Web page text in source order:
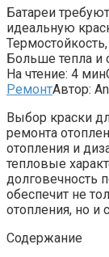
Батареи
идеальную
Больше тепла и
На чтение: 4 мин
РемонтАвтор:
Выбор краски
ремонта
отопления и
тепловые
долговечность
обеспечит не
отопления, но и
Содержание